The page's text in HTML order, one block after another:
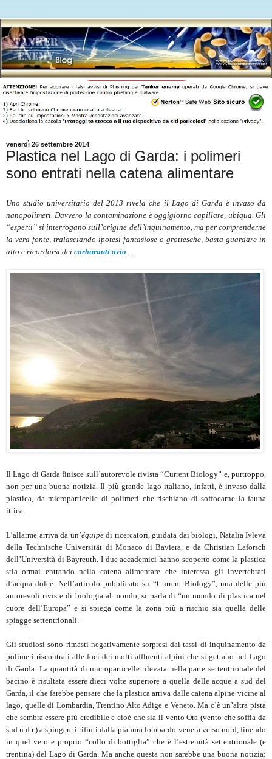
venerdì 26 settembre 2014
Plastica nel Lago di Garda: i polimeri
sono entrati nella catena alimentare
Uno studio universitario del 2013 rivela che il Lago di Garda è invaso da
nanopolimeri. Davvero la contaminazione è oggigiorno capillare, ubiqua. Gli
“esperti” si interrogano sull’origine dell’inquinamento, ma per comprenderne
la vera fonte, tralasciando ipotesi fantasiose o grottesche, basta guardare in
alto e ricordarsi dei carburanti avio
Il Lago di Garda finisce sull’autorevole rivista “Current Biology” e, purtroppo,
non per una buona notizia. Il più grande lago italiano, infatti, è invaso dalla
plastica, da microparticelle di polimeri che rischiano di soffocarne la fauna
ittica.
L’allarme arriva da un’équipedi ricercatori, guidata dai biologi, Natalia Ivleva
della Technische Universität di Monaco di Baviera, e da Christian Laforsch
dell’Università di Bayreuth. I due accademici hanno scoperto come la plastica
stia ormai entrando nella catena alimentare che interessa gli invertebrati
d’acqua dolce. Nell’articolo pubblicato su “Current Biology”, una delle più
autorevoli riviste di biologia al mondo, si parla di “un mondo di plastica nel
cuore dell’Europa” e si spiega come la zona più a rischio sia quella delle
spiagge settentrionali.
Gli studiosi sono rimasti negativamente sorpresi dai tassi di inquinamento da
polimeri riscontrati alle foci dei molti affluenti alpini che si gettano nel Lago
di Garda. La quantità di microparticelle rilevata nella parte settentrionale del
bacino è risultata essere dieci volte superiore a quella delle acque a sud del
Garda, il che farebbe pensare che la plastica arriva dalle catena alpine vicine al
lago, quelle di Lombardia, Trentino Alto Adige e Veneto. Ma c’è un’altra pista
che sembra essere più credibile e cioè che sia il vento Ora (vento che soffia da
sud n.d.r.) a spingere i rifiuti dalla pianura lombardo-veneta verso nord, finendo
in quel vero e proprio “collo di bottiglia” che è l’estremità settentrionale (e
trentina) del Lago di Garda. Ma anche questa non sarebbe una buona notizia: